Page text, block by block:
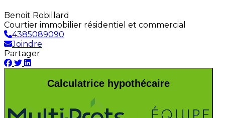
Benoit Robillard
Courtier immobilier résidentiel et commercial
4385089090
Joindre
Partager
Calculatrice hypothécaire